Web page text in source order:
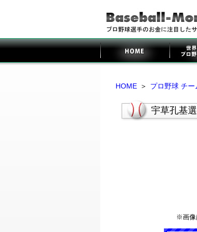
HOME ＞ プロ野球 チ
宇草孔基
※画像